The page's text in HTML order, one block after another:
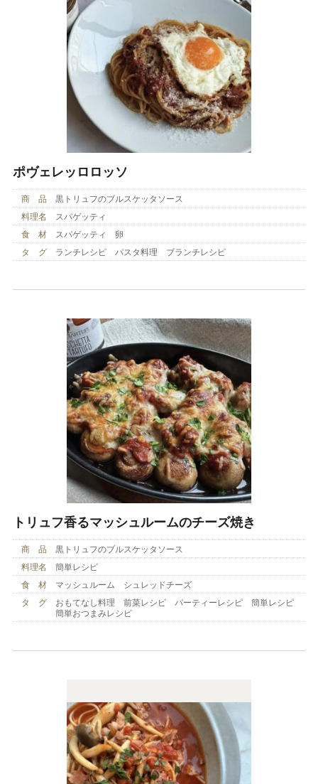
ポヴェレッロロッソ
商 品
黒トリュフのブルスケッタソース
料理名
スパゲッティ
食 材
スパゲッティ 卵
タ グ
ランチレシピ パスタ料理 ブランチレシピ
トリュフ香るマッシュルームのチーズ焼き
商 品
黒トリュフのブルスケッタソース
料理名
簡単レシピ
食 材
マッシュルーム シュレッドチーズ
タ グ
おもてなし料理 前菜レシピ パーティーレシピ 簡単レシピ
簡単おつまみレシピ